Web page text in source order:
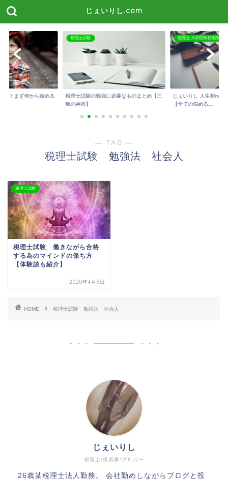
じぇいりし.com
い！まず何から始める
税理士試験
税理士試験の勉強に必要なものまとめ【三
種の神器】
税理士 大学院科目免除
じぇいりし 人生初note
【全ての悩める...
― TAG ―
税理士試験 勉強法 社会人
税理士試験
税理士試験 働きながら合格
する為のマインドの保ち方
【体験談も紹介】
2020年4月9日
HOME 税理士試験 勉強法 社会人
税理士/投資家/ブロガー
じぇいりし
26歳某税理士法人勤務。 会社勤めしながらブログと投